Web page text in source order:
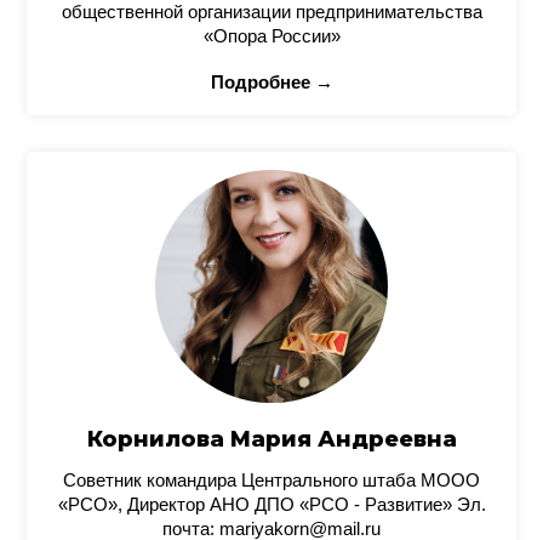
общественной организации предпринимательства
«Опора России»
Подробнее →
Корнилова Мария Андреевна
Советник командира Центрального штаба МООО
«РСО», Директор АНО ДПО «РСО - Развитие» Эл.
почта: mariyakorn@mail.ru